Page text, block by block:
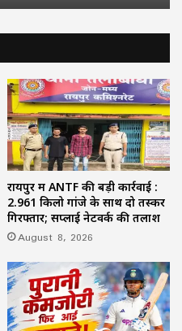
रायपुर में ANTF की बड़ी कार्रवाई :
2.961 किलो गांजे के साथ दो तस्कर
गिरफ्तार; सप्लाई नेटवर्क की तलाश
August 8, 2026